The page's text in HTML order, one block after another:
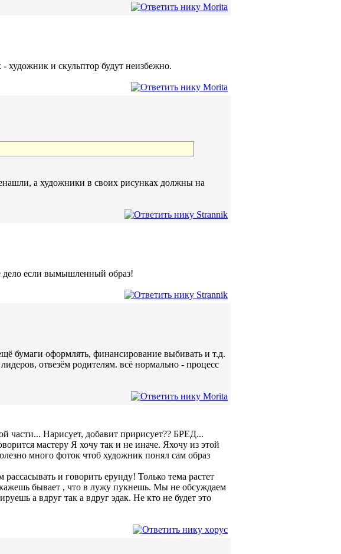
- художник и скульптор будут неизбежно.
а художники в своих рисунках должны на
дело если вымышленный образ!
бумаги оформлять, финансирование выбивать и т.д.
отвезём родителям. всё нормально - процесс
части... Нарисует, добавит пририсует?? БРЕД...
мастеру Я хочу так и не иначе. Яхочу из этой
много фоток чтоб художник понял сам образ
и говорить ерунду! Только тема растет
бывает , что в лужу пукнешь. Мы не обсуждаем
а вдруг так а вдруг эдак. Не кто не будет это